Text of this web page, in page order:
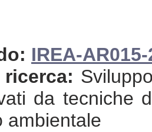
IREA-
da tecniche
ambientale